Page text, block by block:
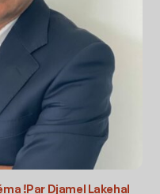
!Par Djamel Lakehal